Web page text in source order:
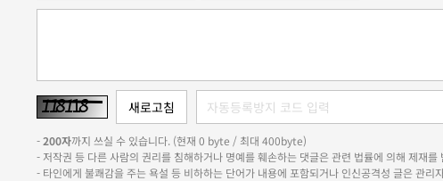
-200자까지 쓰실 수 있습니다. (현재 0 byte / 최대 400byte)
- 저작권 등 다른 사람의 권리를 침해하거나 명예를 훼손하는 댓글은 관련 법률에 의해 제재를
- 타인에게 불쾌감을 주는 욕설 등 비하하는 단어가 내용에 포함되거나 인신공격성 글은 관리